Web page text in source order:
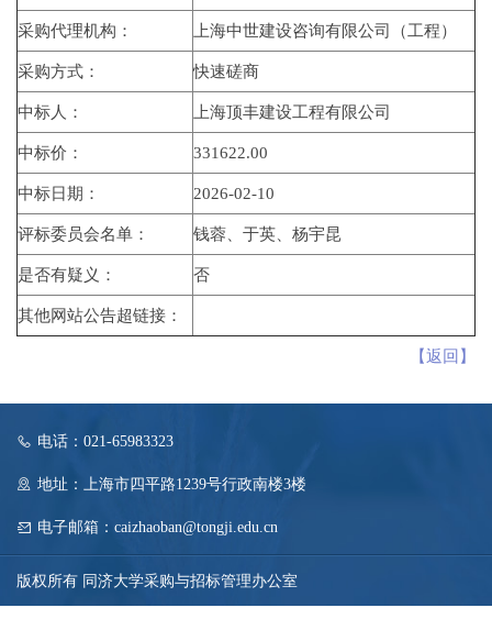
采购代理机构： 上海中世建设咨询有限公司（工程）
采购方式： 快速磋商
中标人： 上海顶丰建设工程有限公司
中标价： 331622.00
中标日期： 2026-02-10
评标委员会名单： 钱蓉、于英、杨宇昆
是否有疑义： 否
其他网站公告超链接：
【返回】
电话：021-65983323
地址：上海市四平路1239号行政南楼3楼
电子邮箱：caizhaoban@tongji.edu.cn
版权所有 同济大学采购与招标管理办公室